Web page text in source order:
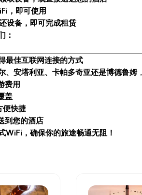
，即可使用
设备，即可完成租赁
：
最佳互联网连接的方式
、安塔利亚、卡帕多奇亚还是博德鲁姆，
费用
盖
便快捷
到您的酒店
WiFi，确保你的旅途畅通无阻！